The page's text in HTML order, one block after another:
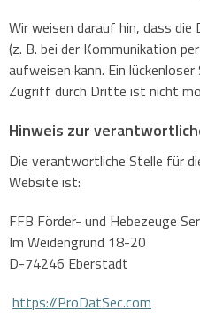
Wir weisen darauf hin, dass
(z. B. bei der Kommunikation
aufweisen kann. Ein
Zugriff durch Dritte ist nicht
Hinweis zur
Die verantwortliche Stelle für
Website ist:
FFB Förder- und Hebezeuge
Im Weidengrund 18-20
D-74246 Eberstadt
https://ProDatSec.com